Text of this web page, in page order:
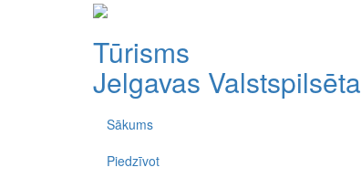
Tūrisms
Jelgavas Valstspilsēta
Sākums
Piedzīvot